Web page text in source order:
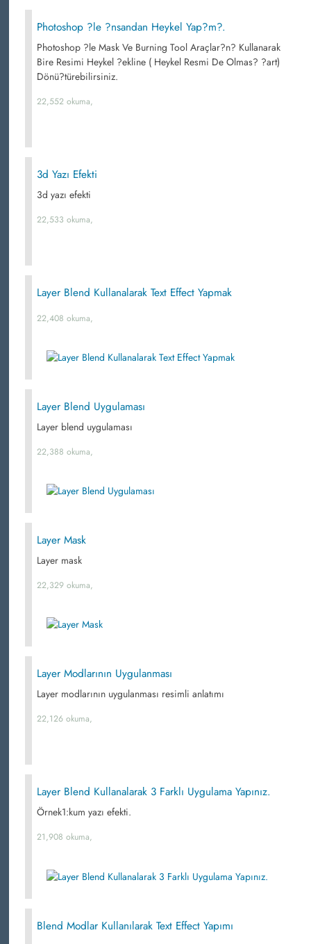
Photoshop ?le ?nsandan Heykel Yap?m?.
Photoshop ?le Mask Ve Burning Tool Araçlar?n? Kullanarak
Bire Resimi Heykel ?ekline ( Heykel Resmi De Olmas? ?art)
Dönü?türebilirsiniz.
22,552 okuma,
3d Yazı Efekti
3d yazı efekti
22,533 okuma,
Layer Blend Kullanalarak Text Effect Yapmak
22,408 okuma,
Layer Blend Uygulaması
Layer blend uygulaması
22,388 okuma,
Layer Mask
Layer mask
22,329 okuma,
Layer Modlarının Uygulanması
Layer modlarının uygulanması resimli anlatımı
22,126 okuma,
Layer Blend Kullanalarak 3 Farklı Uygulama Yapınız.
Örnek1:kum yazı efekti.
21,908 okuma,
Blend Modlar Kullanılarak Text Effect Yapımı